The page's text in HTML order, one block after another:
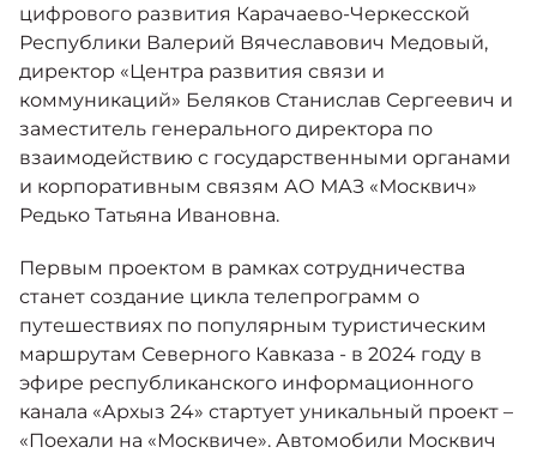
Москвич 8
Практичный семиместный
кроссовер
от 3 125 000 ₽*
Страховые программы
цифрового развития Карачаево-Черкесской
Республики Валерий Вячеславович Медовый,
директор «Центра развития связи и
коммуникаций» Беляков Станислав Сергеевич и
заместитель генерального директора по
взаимодействию с государственными органами
и корпоративным связям АО МАЗ «Москвич»
Редько Татьяна Ивановна.
Первым проектом в рамках сотрудничества
станет создание цикла телепрограмм о
путешествиях по популярным туристическим
маршрутам Северного Кавказа - в 2024 году в
эфире республиканского информационного
канала «Архыз 24» стартует уникальный проект –
«Поехали на «Москвиче». Автомобили Москвич